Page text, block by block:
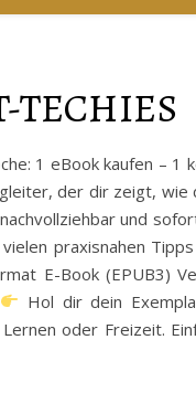
TECHIES
1 eBook kaufen – 1
der dir zeigt,
und
praxisnahen
E-Book (EPUB3)
Hol dir dein
oder Freizeit.